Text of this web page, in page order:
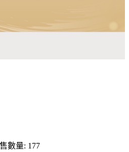
數量: 177